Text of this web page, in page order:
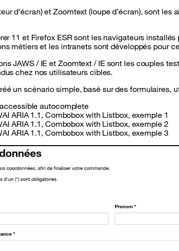
d’écran) et Zoomtext (loupe d’écran), sont
11 et Firefox ESR sont les navigateurs
métiers et les intranets sont développés pour
JAWS / IE et Zoomtext / IE sont les couples
chez nos utilisateurs cibles.
un scénario simple, basé sur des
site du gouvernement britannique
accessible autocomplete
ARIA 1.1,Combobox with Listbox, exemple 1
ARIA 1.1,Combobox with Listbox, exemple 2
ARIA 1.1,Combobox with Listbox, exemple 3